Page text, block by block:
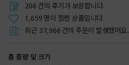
206 건의 후기가 보장합니다.
1,659 명이 찜한 상품입니다.
최근 37,966 건의 주문이 발생했어요.
총 중량 및 크기